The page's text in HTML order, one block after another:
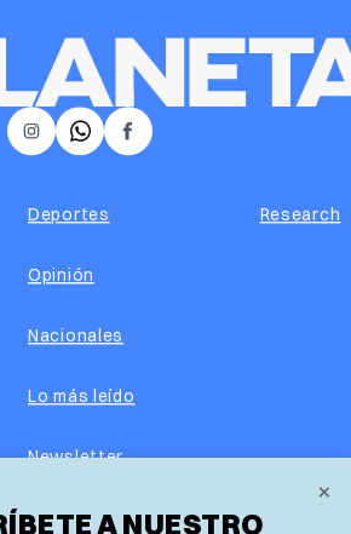
×
A NUESTRO
𝕏 Facebook
Instagram
Deportes
Opinión
Nacionales
Lo más leído
Newsletter
Edición impresa
Research